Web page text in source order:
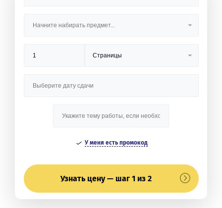
У меня есть промокод
Узнать цену — шаг 1 из 2